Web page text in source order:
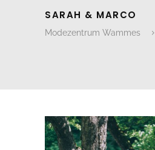
SARAH & MARCO
Modezentrum Wammes